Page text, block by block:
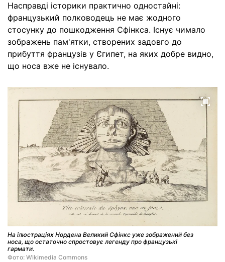
Насправді історики практично одностайні:
французький полководець не має жодного
стосунку до пошкодження Сфінкса. Існує чимало
зображень пам'ятки, створених задовго до
прибуття французів у Єгипет, на яких добре видно,
що носа вже не існувало.
На ілюстраціях Нордена Великий Сфінкс уже зображений без
носа, що остаточно спростовує легенду про французькі
гармати.
Фото: Wikimedia Commons